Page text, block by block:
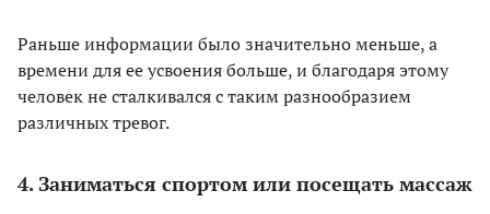
Раньше информации было значительно меньше, а
времени для ее усвоения больше, и благодаря этому
человек не сталкивался с таким разнообразием
различных тревог.
4. Заниматься спортом или посещать массаж